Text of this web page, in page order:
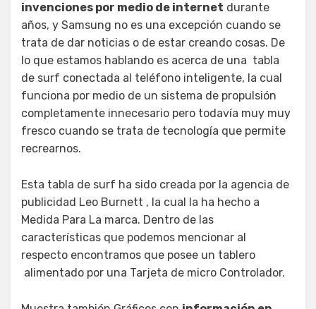
invenciones por medio de internet durante
años, y Samsung no es una excepción cuando se
trata de dar noticias o de estar creando cosas. De
lo que estamos hablando es acerca de una tabla
de surf conectada al teléfono inteligente, la cual
funciona por medio de un sistema de propulsión
completamente innecesario pero todavía muy muy
fresco cuando se trata de tecnología que permite
recrearnos.
Esta tabla de surf ha sido creada por la agencia de
publicidad Leo Burnett , la cual la ha hecho a
Medida Para La marca. Dentro de las
características que podemos mencionar al
respecto encontramos que posee un tablero
alimentado por una Tarjeta de micro Controlador.